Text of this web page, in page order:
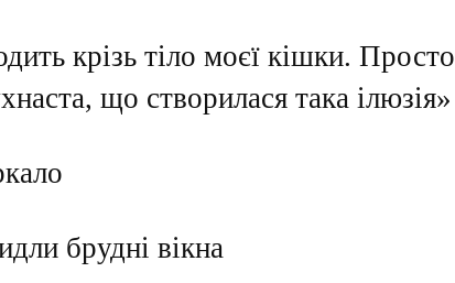
крізь тіло моєї кішки. Просто
що створилася така ілюзія»
брудні вікна